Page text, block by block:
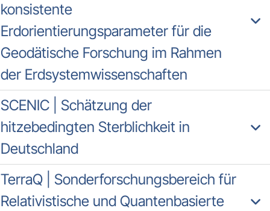
konsistente
Erdorientierungsparameter für die
Geodätische Forschung im Rahmen
der Erdsystemwissenschaften
SCENIC | Schätzung der
hitzebedingten Sterblichkeit in
Deutschland
TerraQ | Sonderforschungsbereich für
Relativistische und Quantenbasierte